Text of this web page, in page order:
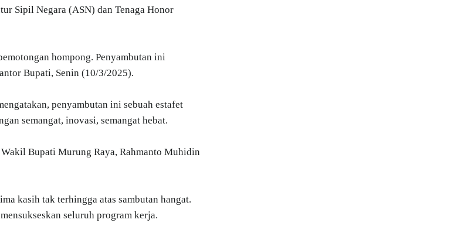
Sipil Negara (ASN) dan Tenaga Honor
hompong. Penyambutan ini
Bupati, Senin (10/3/2025).
penyambutan ini sebuah estafet
semangat, inovasi, semangat hebat.
Bupati Murung Raya, Rahmanto Muhidin
kasih tak terhingga atas sambutan hangat.
seluruh program kerja.